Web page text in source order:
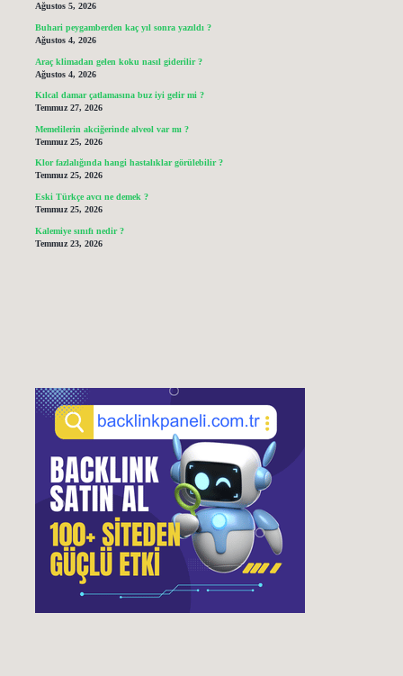
Ağustos 5, 2026
Buhari peygamberden kaç yıl sonra yazıldı ?
Ağustos 4, 2026
Araç klimadan gelen koku nasıl giderilir ?
Ağustos 4, 2026
Kılcal damar çatlamasına buz iyi gelir mi ?
Temmuz 27, 2026
Memelilerin akciğerinde alveol var mı ?
Temmuz 25, 2026
Klor fazlalığında hangi hastalıklar görülebilir ?
Temmuz 25, 2026
Eski Türkçe avcı ne demek ?
Temmuz 25, 2026
Kalemiye sınıfı nedir ?
Temmuz 23, 2026